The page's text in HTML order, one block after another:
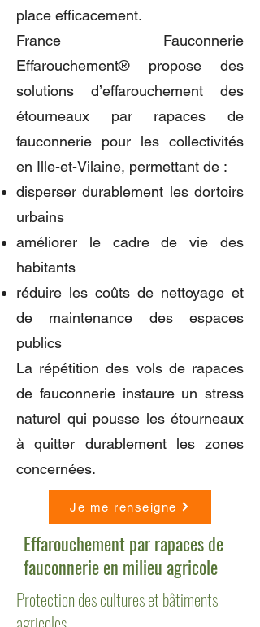
place efficacement.
France Fauconnerie
Effarouchement® propose des
solutions d’effarouchement des
étourneaux par rapaces de
fauconnerie pour les collectivités
en Ille-et-Vilaine, permettant de :
disperser durablement les dortoirs
urbains
améliorer le cadre de vie des
habitants
réduire les coûts de nettoyage et
de maintenance des espaces
publics
La répétition des vols de rapaces
de fauconnerie instaure un stress
naturel qui pousse les étourneaux
à quitter durablement les zones
concernées.
Je me renseigne
Effarouchement par rapaces de
fauconnerie en milieu agricole
Protection des cultures et bâtiments